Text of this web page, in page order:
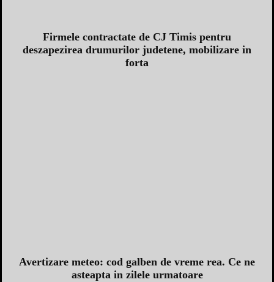
Firmele contractate de CJ Timis pentru
deszapezirea drumurilor judetene, mobilizare in
forta
Avertizare meteo: cod galben de vreme rea. Ce ne
asteapta in zilele urmatoare